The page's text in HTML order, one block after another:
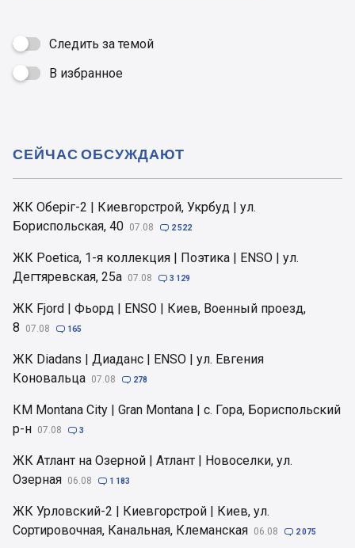
Следить за темой
 В избранное
ЖК Оберіг-2 | Киевгорстрой, Укрбуд | ул.
Бориспольская, 40 07.08  2 522
ЖК Poetica, 1-я коллекция | Поэтика | ENSO | ул.
Дегтяревская, 25а 07.08  3 129
ЖК Fjord | Фьорд | ENSO | Киев, Военный проезд,
8
07.08  165
ЖК Diadans | Диаданс | ENSO | ул. Евгения
Коновальца 07.08  278
КМ Montana City | Gran Montana | с. Гора, Бориспольский
р-н 07.08  3
ЖК Атлант на Озерной | Атлант | Новоселки, ул.
Озерная 06.08  1 183
ЖК Урловский-2 | Киевгорстрой | Киев, ул.
Сортировочная, Канальная, Клеманская 06.08  2 075
СЕЙЧАС ОБСУЖДАЮТ